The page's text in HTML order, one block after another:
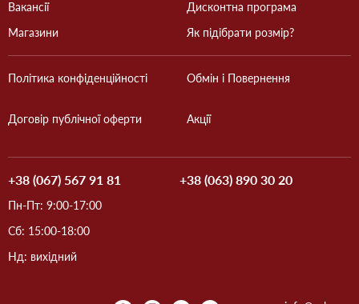
Вакансії
Магазини
Дисконтна програма
Як підібрати розмір?
Політика конфіденційності
Договір публічної оферти
Обмін і Повернення
Акції
+38 (067) 567 91 81 +38 (063) 890 30 20
Пн-Пт: 9:00-17:00
Сб: 15:00-18:00
Нд: вихідний